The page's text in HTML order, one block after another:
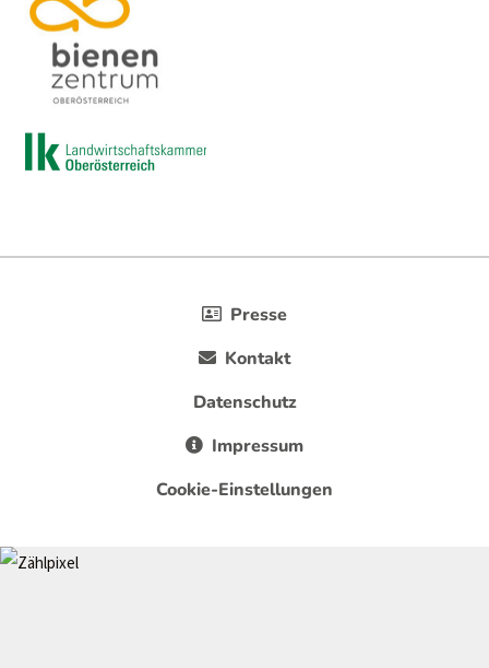
Presse
Kontakt
Datenschutz
Impressum
Cookie-Einstellungen